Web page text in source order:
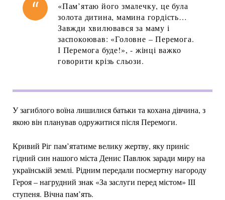
«Пам’ятаю його змалечку, це була
золота дитина, мамина гордість…
Завжди хвилювався за маму і
заспокоював: «Головне – Перемога.
І Перемога буде!», - жінці важко
говорити крізь сльози.
У загиблого воїна лишилися батьки та кохана дівчина, з
якою він планував одружитися після Перемоги.
Кривий Ріг пам’ятатиме велику жертву, яку приніс
гідний син нашого міста Денис Павлюк заради миру на
українській землі. Рідним передали посмертну нагороду
Героя – нагрудний знак «За заслуги перед містом» ІІІ
ступеня. Вічна пам’ять.